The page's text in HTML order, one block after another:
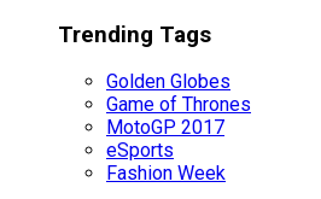
Trending Tags
Golden Globes
Game of Thrones
MotoGP 2017
eSports
Fashion Week